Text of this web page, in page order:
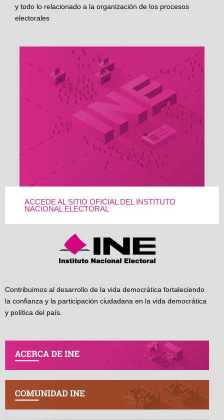
y todo lo relacionado a la organización de los procesos
electorales
ACCEDE AL SITIO OFICIAL DEL INSTITUTO
NACIONAL ELECTORAL
Contribuimos al desarrollo de la vida democrática fortaleciendo
la confianza y la participación ciudadana en la vida democrática
y política del país.